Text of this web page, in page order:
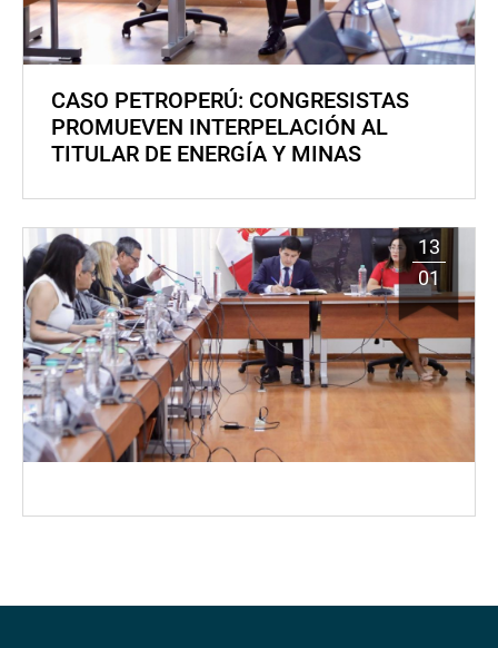
CASO PETROPERÚ: CONGRESISTAS
PROMUEVEN INTERPELACIÓN AL
TITULAR DE ENERGÍA Y MINAS
13
01